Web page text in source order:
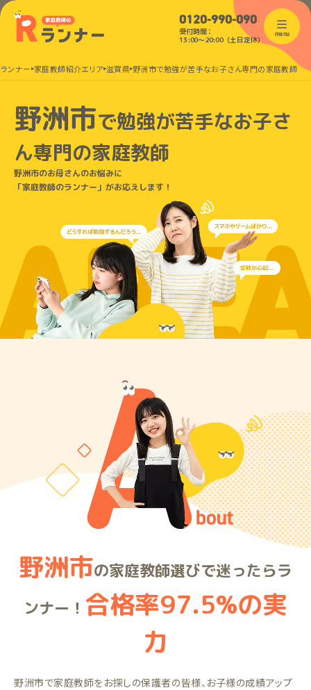
0120-990-090
受付時間：
13:00〜20:00（土日定休）
menu
ンナー 家庭教師紹介エリア 滋賀県 野洲市で勉強が苦手なお子さん専門の家庭教師
野洲市で勉強が苦手なお子さ
ん専門の家庭教師
野洲市のお母さんのお悩みに
「家庭教師のランナー」がお応えします！
野洲市の家庭教師選びで迷ったらラ
ンナー！ 合格率97.5%の実
力
野洲市で家庭教師をお探しの保護者の皆様、お子様の成績アップ